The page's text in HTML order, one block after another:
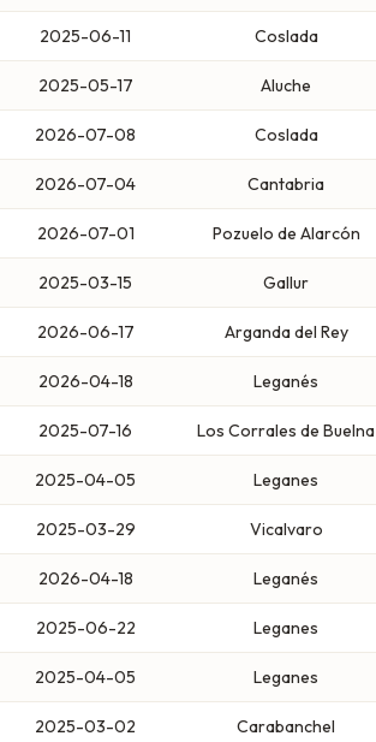
2025-06-11 Coslada
2025-05-17 Aluche
2026-07-08 Coslada
2026-07-04 Cantabria
2026-07-01 Pozuelo de Alarcón
2025-03-15 Gallur
2026-06-17 Arganda del Rey
2026-04-18 Leganés
2025-07-16 Los Corrales de Buelna
2025-04-05 Leganes
2025-03-29 Vicalvaro
2026-04-18 Leganés
2025-06-22 Leganes
2025-04-05 Leganes
2025-03-02 Carabanchel